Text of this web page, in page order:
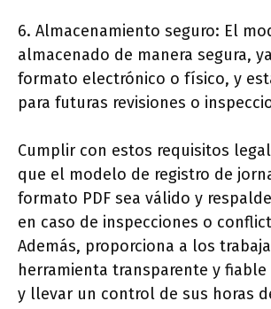
6. Almacenamiento seguro: El
almacenado de manera segura,
formato electrónico o físico, y
para futuras revisiones o
Cumplir con estos requisitos
que el modelo de registro de
formato PDF sea válido y
en caso de inspecciones o
Además, proporciona a los
herramienta transparente y fiable
y llevar un control de sus horas